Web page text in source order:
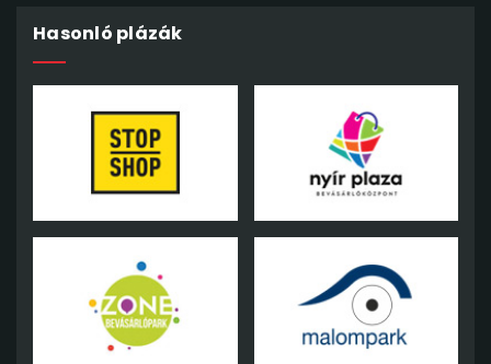
Hasonló plázák